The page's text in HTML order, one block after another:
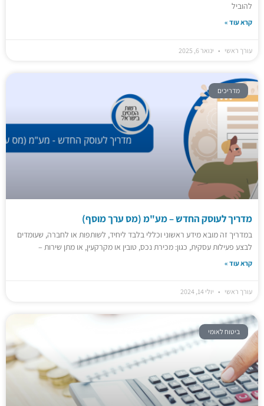
להוביל
קרא עוד »
עורך ראשי ינואר 6, 2025
מדריכים
מדריך לעוסק החדש – מע"מ (מס ערך מוסף)
במדריך זה מובא מידע ראשוני וכללי בלבד ליחיד, לשותפות או לחברה, שעומדים
לבצע פעילות עסקית, כגון: מכירת נכס, טובין או מקרקעין, או מתן שירות –
קרא עוד »
עורך ראשי יולי 14, 2024
ביטוח לאומי